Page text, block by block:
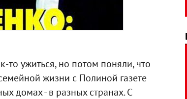
то ужиться, но потом поняли, что
жизни с Полиной газете
домах - в разных странах. С